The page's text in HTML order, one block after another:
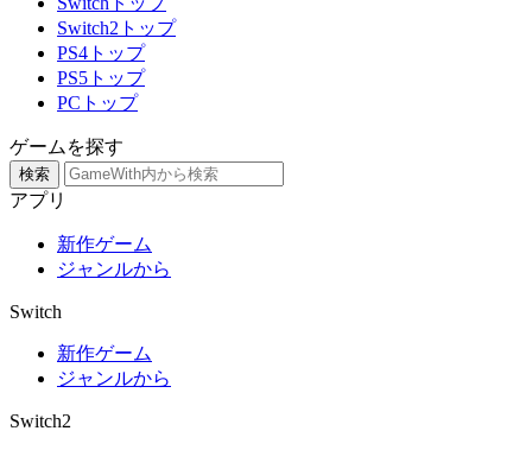
Switch2トップ
PS4トップ
PS5トップ
PCトップ
ゲームを探す
検索
アプリ
新作ゲーム
ジャンルから
Switch
新作ゲーム
ジャンルから
Switch2